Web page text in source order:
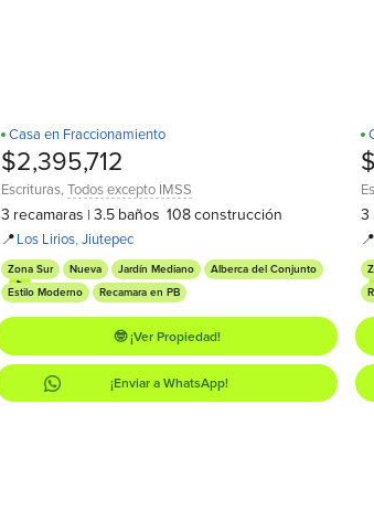
Recamara en PB
¡Estrena!
D
Casa en Fraccionamiento
$2,395,712
Escrituras,Todos excepto IMSS
3 recamaras | 3.5 baños 108construcción
📍Los Lirios,Jiutepec
Zona Sur Nueva Jardín Mediano
Alberca del Conjunto
Estilo Moderno
Recamara en PB
🤓 ¡Ver Propiedad!
¡Enviar a WhatsApp!
3
📍